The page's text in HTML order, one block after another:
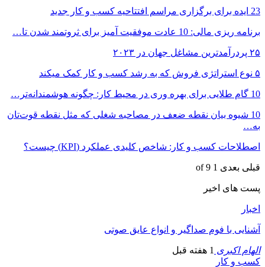
23 ایده برای برگزاری مراسم افتتاحیه کسب و کار جدید
برنامه ریزی مالی: 10 عادت موفقیت آمیز برای ثروتمند شدن تا…
۲۵ پردرآمدترین مشاغل جهان در ۲۰۲۳
۵ نوع استراتژی فروش که به رشد کسب و کار کمک میکند
10 گام طلایی برای بهره وری در محیط کار: چگونه هوشمندانه‌تر…
10 شیوه بیان نقطه ضعف در مصاحبه شغلی که مثل نقطه قوت‌تان
به…
اصطلاحات کسب و کار: شاخص کلیدی عملکرد (KPI) چیست؟
قبلی بعدی 1 of 9
پست های اخیر
اخبار
آشنایی با فوم صداگیر و انواع عایق صوتی
الهام اکبری 1 هفته قبل
کسب و کار